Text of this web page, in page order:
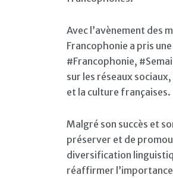
Avec l’avènement des
Francophonie a pris
#Francophonie,
sur les réseaux
et la culture françaises.
Malgré son succès et
préserver et de
diversification
réaffirmer